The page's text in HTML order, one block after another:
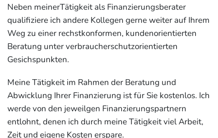
Neben meinerTätigkeit als Finanzierungsberater
qualifiziere ich andere Kollegen gerne weiter auf Ihrem
Weg zu einer rechstkonformen, kundenorientierten
Beratung unter verbraucherschutzorientierten
Gesichspunkten.
Meine Tätigkeit im Rahmen der Beratung und
Abwicklung Ihrer Finanzierung ist für Sie kostenlos. Ich
werde von den jeweilgen Finanzierungspartnern
entlohnt, denen ich durch meine Tätigkeit viel Arbeit,
Zeit und eigene Kosten erspare.